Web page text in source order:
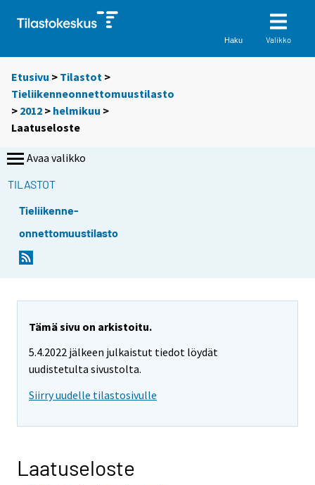
Haku Valikko
Etusivu > Tilastot >
Tieliikenneonnettomuustilasto
> 2012 > helmikuu >
Laatuseloste
Avaa valikko
TILASTOT
Tieliikenne-
onnettomuustilasto
Tämä sivu on arkistoitu.
5.4.2022 jälkeen julkaistut tiedot löydät
uudistetulta sivustolta.
Siirry uudelle tilastosivulle
Laatuseloste